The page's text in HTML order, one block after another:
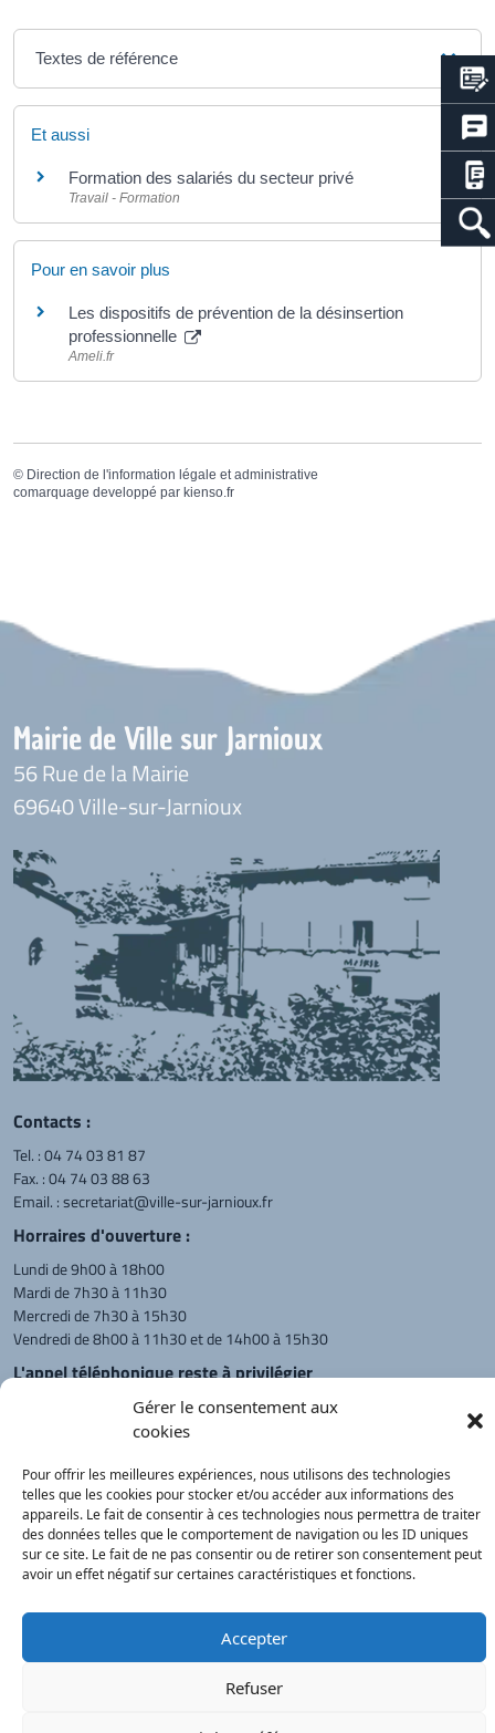
Gérer le consentement aux
cookies
Pour offrir les meilleures expériences, nous utilisons des technologies
telles que les cookies pour stocker et/ou accéder aux informations des
appareils. Le fait de consentir à ces technologies nous permettra de traiter
des données telles que le comportement de navigation ou les ID uniques
sur ce site. Le fait de ne pas consentir ou de retirer son consentement peut
avoir un effet négatif sur certaines caractéristiques et fonctions.
Accepter
Refuser
Textes de référence
Et aussi
Formation des salariés du secteur privé
Travail - Formation
Pour en savoir plus
Les dispositifs de prévention de la désinsertion
professionnelle
Ameli.fr
© Direction de l'information légale et administrative
comarquage developpé par kienso.fr
Mairie de Ville sur Jarnioux
56 Rue de la Mairie
69640 Ville-sur-Jarnioux
Contacts :
Tel. :04 74 03 81 87
Fax. : 04 74 03 88 63
Email. :secretariat@ville-sur-jarnioux.fr
Horraires d'ouverture :
Lundi de 9h00 à 18h00
Mardi de 7h30 à 11h30
Mercredi de 7h30 à 15h30
Vendredi de 8h00 à 11h30 et de 14h00 à 15h30
L'appel téléphonique reste à privilégier
Monsieur le Maire et les adjoints
reçoivent sur rendez-vous.
Retour à l'accueil Actualités PanneauPocket Recherche
Démarches
Contacts
Mentions
Plan du site